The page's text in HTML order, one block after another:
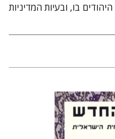
בו, ובעיות המדיניות